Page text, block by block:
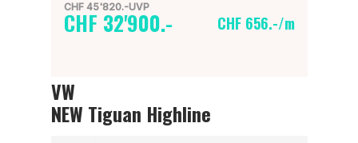
CHF 45'820.-UVP
CHF 32'900.- CHF 656.-/m
VW
NEW Tiguan Highline